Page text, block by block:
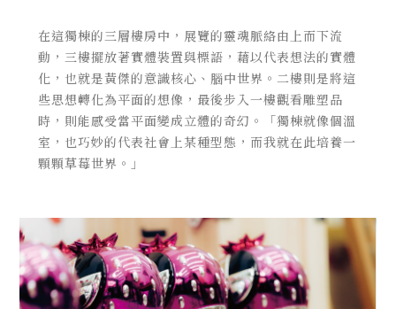
在這獨棟的三層樓房中，展覽的靈魂脈絡由上而下流
動，三樓擺放著實體裝置與標語，藉以代表想法的實體
化，也就是黃傑的意識核心、腦中世界。二樓則是將這
些思想轉化為平面的想像，最後步入一樓觀看雕塑品
時，則能感受當平面變成立體的奇幻。「獨棟就像個溫
室，也巧妙的代表社會上某種型態，而我就在此培養一
顆顆草莓世界。」